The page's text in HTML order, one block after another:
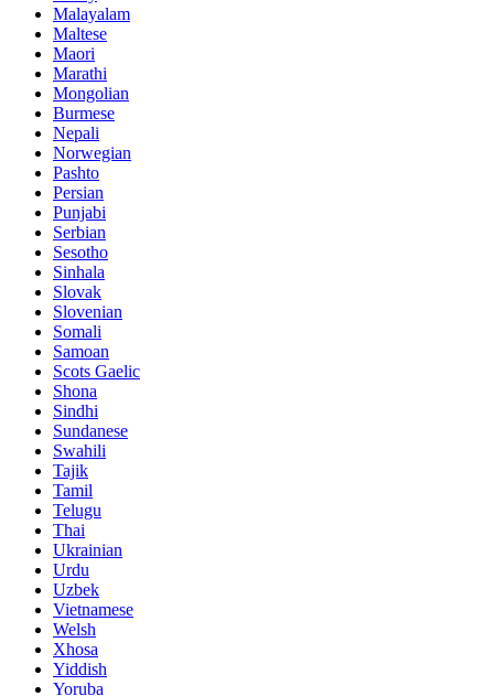
Malayalam
Maltese
Maori
Marathi
Mongolian
Burmese
Nepali
Norwegian
Pashto
Persian
Punjabi
Serbian
Sesotho
Sinhala
Slovak
Slovenian
Somali
Samoan
Scots Gaelic
Shona
Sindhi
Sundanese
Swahili
Tajik
Tamil
Telugu
Thai
Ukrainian
Urdu
Uzbek
Vietnamese
Welsh
Xhosa
Yiddish
Yoruba